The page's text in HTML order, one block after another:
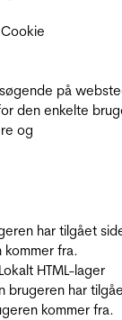
Cookie
på
den enkelte
og
har tilgået
kommer fra.
HTML-lager
brugeren har
kommer fra.